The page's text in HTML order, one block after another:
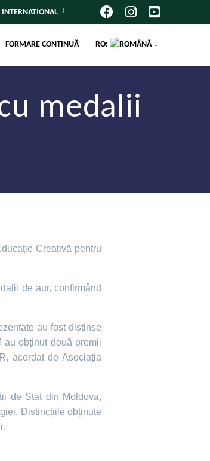
INTERNATIONAL
FORMARE CONTINUĂ RO:
medalii
Creativă pentru
de aur, confirmând
au fost distinse
au obținut două premii
acordat de Asociația
de Stat din Moldova,
Distincțiile obținute